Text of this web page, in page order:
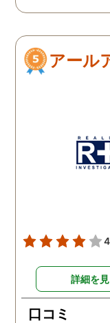
ダメ元で同じ
してくださり
持ってる情報
れて、実際に
数回おさえる
らしいです。
まな事情も汲
り、私の精神
だけでなく、
士の紹介やア
ていただき、
アール
詳細を
口コミ